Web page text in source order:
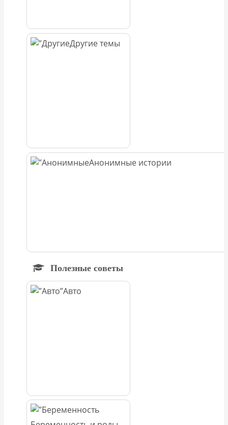
Другие темы
Анонимные истории
Полезные советы
Авто